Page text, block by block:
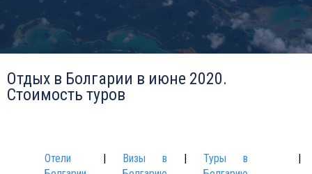
Отдых в Болгарии в июне 2020.
Стоимость туров
Отели
|
Визы в
|
Туры в
|